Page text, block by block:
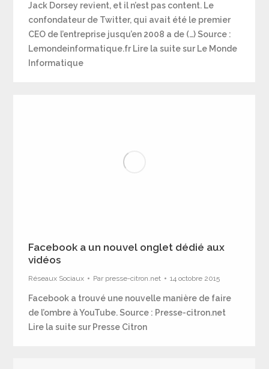
Jack Dorsey revient, et il n’est pas content. Le
confondateur de Twitter, qui avait été le premier
CEO de l’entreprise jusqu’en 2008 a de (…) Source :
Lemondeinformatique.fr Lire la suite sur Le Monde
Informatique
Facebook a un nouvel onglet dédié aux
vidéos
Réseaux Sociaux Par presse-citron.net 14 octobre 2015
Facebook a trouvé une nouvelle manière de faire
de l’ombre à YouTube. Source : Presse-citron.net
Lire la suite sur Presse Citron